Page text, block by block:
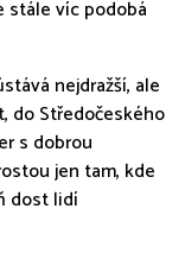
stále víc podobá
nejdražší, ale
do Středočeského
s dobrou
jen tam, kde
dost lidí